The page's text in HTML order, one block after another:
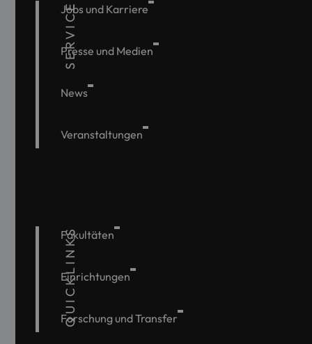
SERVICE
Jobs und Karriere
Presse und Medien
News
Veranstaltungen
QUICKLINKS
Fakultäten
Einrichtungen
Forschung und Transfer